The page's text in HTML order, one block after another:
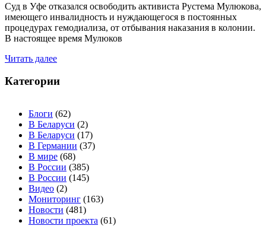
Суд в Уфе отказался освободить активиста Рустема Мулюкова,
имеющего инвалидность и нуждающегося в постоянных
процедурах гемодиализа, от отбывания наказания в колонии.
В настоящее время Мулюков
Читать далее
Категории
Блоги (62)
В Беларуси (2)
В Беларуси (17)
В Германии (37)
В мире (68)
В России (385)
В России (145)
Видео (2)
Мониторинг (163)
Новости (481)
Новости проекта (61)